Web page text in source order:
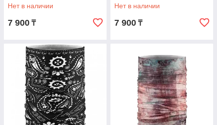
Нет в наличии
7 900 ₸
Нет в наличии
7 900 ₸